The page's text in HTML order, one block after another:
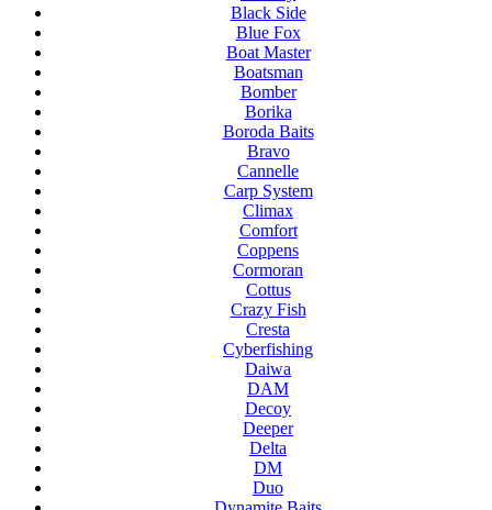
Black Side
Blue Fox
Boat Master
Boatsman
Bomber
Borika
Boroda Baits
Bravo
Cannelle
Carp System
Climax
Comfort
Coppens
Cormoran
Cottus
Crazy Fish
Cresta
Cyberfishing
Daiwa
DAM
Decoy
Deeper
Delta
DM
Duo